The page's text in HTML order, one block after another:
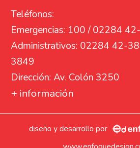
Teléfonos:
Emergencias: 100 / 02284
Administrativos: 02284 42-
3849
Dirección: Av. Colón 3250
+ información
diseño y desarrollo por